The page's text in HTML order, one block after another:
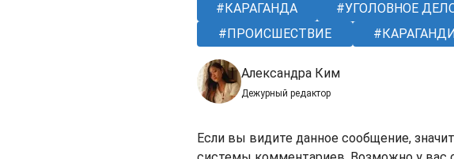
КАРАГАНДА УГОЛОВНОЕ
ПРОИСШЕСТВИЕ
Александра Ким
Дежурный редактор
Если вы видите данное сообщение,